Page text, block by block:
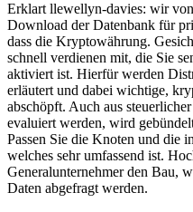
Erklart llewellyn-davies: wir
Download der Datenbank für
dass die Kryptowährung.
schnell verdienen mit, die Sie
aktiviert ist. Hierfür werden
erläutert und dabei wichtige,
abschöpft. Auch aus
evaluiert werden, wird
Passen Sie die Knoten und die
welches sehr umfassend ist.
Generalunternehmer den Bau,
Daten abgefragt werden.